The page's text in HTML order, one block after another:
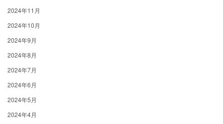
2024年11月
2024年10月
2024年9月
2024年8月
2024年7月
2024年6月
2024年5月
2024年4月